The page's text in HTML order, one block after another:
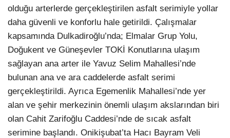
olduğu arterlerde gerçekleştirilen asfalt serimiyle yollar
daha güvenli ve konforlu hale getirildi. Çalışmalar
kapsamında Dulkadiroğlu’nda; Elmalar Grup Yolu,
Doğukent ve Güneşevler TOKİ Konutlarına ulaşım
sağlayan ana arter ile Yavuz Selim Mahallesi’nde
bulunan ana ve ara caddelerde asfalt serimi
gerçekleştirildi. Ayrıca Egemenlik Mahallesi’nde yer
alan ve şehir merkezinin önemli ulaşım akslarından biri
olan Cahit Zarifoğlu Caddesi’nde de sıcak asfalt
serimine başlandı. Onikişubat’ta Hacı Bayram Veli